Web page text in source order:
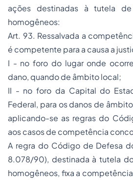
ações destinadas à tutela
homogêneos:
Art. 93. Ressalvada a
é competente para a causa a
I - no foro do lugar onde
dano, quando de âmbito local;
II - no foro da Capital do
Federal, para os danos de
aplicando-se as regras do
aos casos de competência
A regra do Código de Defesa
8.078/90), destinada à tutela
homogêneos, fixa a